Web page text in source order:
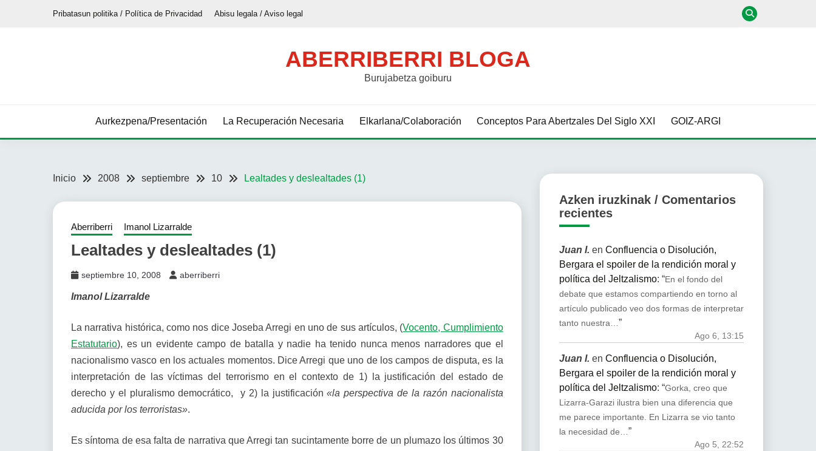
Pribatasun politika / Política de Privacidad Abisu legala / Aviso legal
ABERRIBERRI BLOGA
Burujabetza goiburu
Aurkezpena/Presentación La Recuperación Necesaria Elkarlana/Colaboración Conceptos Para Abertzales Del Siglo XXI GOIZ-ARGI
Inicio 2008 septiembre 10 Lealtades y deslealtades (1)
Aberriberri Imanol Lizarralde
Lealtades y deslealtades (1)
septiembre 10, 2008 aberriberri
Imanol Lizarralde
La narrativa histórica, como nos dice Joseba Arregi en uno de sus artículos, (Vocento, Cumplimiento
Estatutario), es un evidente campo de batalla y nadie ha tenido nunca menos narradores que el
nacionalismo vasco en los actuales momentos. Dice Arregi que uno de los campos de disputa, es la
interpretación de las víctimas del terrorismo en el contexto de 1) la justificación del estado de
derecho y el pluralismo democrático, y 2) la justificación«la perspectiva de la razón nacionalista
aducida por los terroristas».
Es síntoma de esa falta de narrativa que Arregi tan sucintamente borre de un plumazo los últimos 30
Azken iruzkinak / Comentarios
recientes
Juan I. en Confluencia o Disolución,
Bergara el spoiler de la rendición moral y
política del Jeltzalismo: “En el fondo del
debate que estamos compartiendo en torno al
artículo publicado veo dos formas de interpretar
tanto nuestra…”
Ago 6, 13:15
Juan I. en Confluencia o Disolución,
Bergara el spoiler de la rendición moral y
política del Jeltzalismo: “Gorka, creo que
Lizarra-Garazi ilustra bien una diferencia que
me parece importante. En Lizarra se vio tanto
la necesidad de… ”
Ago 5, 22:52